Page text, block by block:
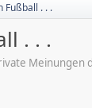
Fußball . . .
. . .